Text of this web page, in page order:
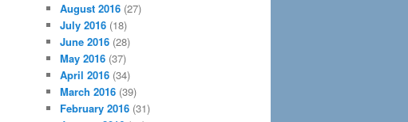
August 2016 (27)
July 2016 (18)
June 2016 (28)
May 2016 (37)
April 2016 (34)
March 2016 (39)
February 2016 (31)